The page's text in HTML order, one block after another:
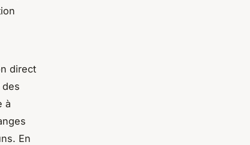
direct
à
En